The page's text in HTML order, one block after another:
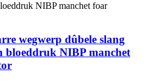
wegwerp dûbele slang
bloeddruk NIBP manchet